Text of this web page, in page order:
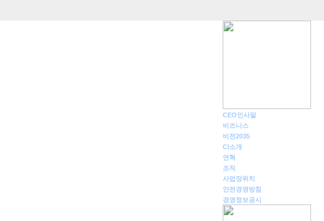
CEO인사말
비즈니스
비전2035
CI소개
연혁
조직
사업장위치
안전경영방침
경영정보공시